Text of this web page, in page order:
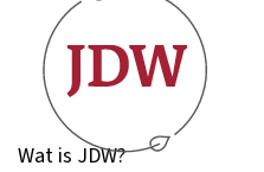
Wat is JDW?